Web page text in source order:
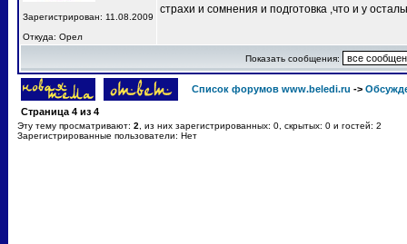
Зарегистрирован: 11.08.2009
Откуда: Орел
страхи и сомнения и подготовка ,что и у
Показать сообщения:
Список форумов www.beledi.ru ->
Страница 4 из 4
Эту тему просматривают: 2 , из них зарегистрированных: 0, скрытых: 0 и гостей: 2
Зарегистрированные пользователи: Нет